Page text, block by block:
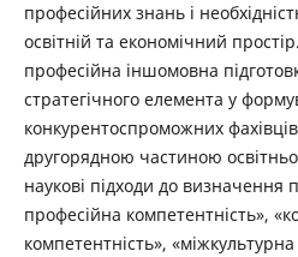
професійних знань і
освітній та економічний
професійна іншомовна
стратегічного елемента у
конкурентоспроможних
другорядною частиною
наукові підходи до визначення
професійна компетентність»,
компетентність», «міжкультурна